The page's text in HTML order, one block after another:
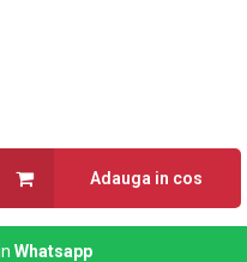
Adauga in cos
Whatsapp